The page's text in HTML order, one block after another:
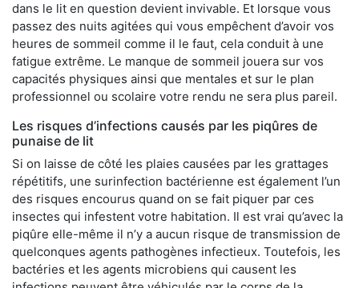
dans le lit en question devient invivable. Et lorsque vous
passez des nuits agitées qui vous empêchent d’avoir vos
heures de sommeil comme il le faut, cela conduit à une
fatigue extrême. Le manque de sommeil jouera sur vos
capacités physiques ainsi que mentales et sur le plan
professionnel ou scolaire votre rendu ne sera plus pareil.
Les risques d’infections causés par les piqûres de
punaise de lit
Si on laisse de côté les plaies causées par les grattages
répétitifs, une surinfection bactérienne est également l’un
des risques encourus quand on se fait piquer par ces
insectes qui infestent votre habitation. Il est vrai qu’avec la
piqûre elle-même il n’y a aucun risque de transmission de
quelconques agents pathogènes infectieux. Toutefois, les
bactéries et les agents microbiens qui causent les